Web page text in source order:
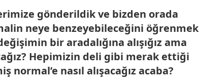
gönderildik ve bizden orada
neye benzeyebileceğini öğrenmek
bir aradalığına alışığız ama
Hepimizin deli gibi merak ettiği
nasıl alışacağız acaba?